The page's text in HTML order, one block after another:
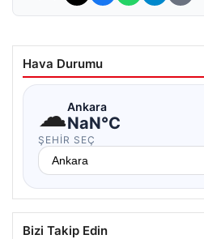
Hava Durumu
☁Ankara
NaN°C
ŞEHIR SEÇ
Bizi Takip Edin